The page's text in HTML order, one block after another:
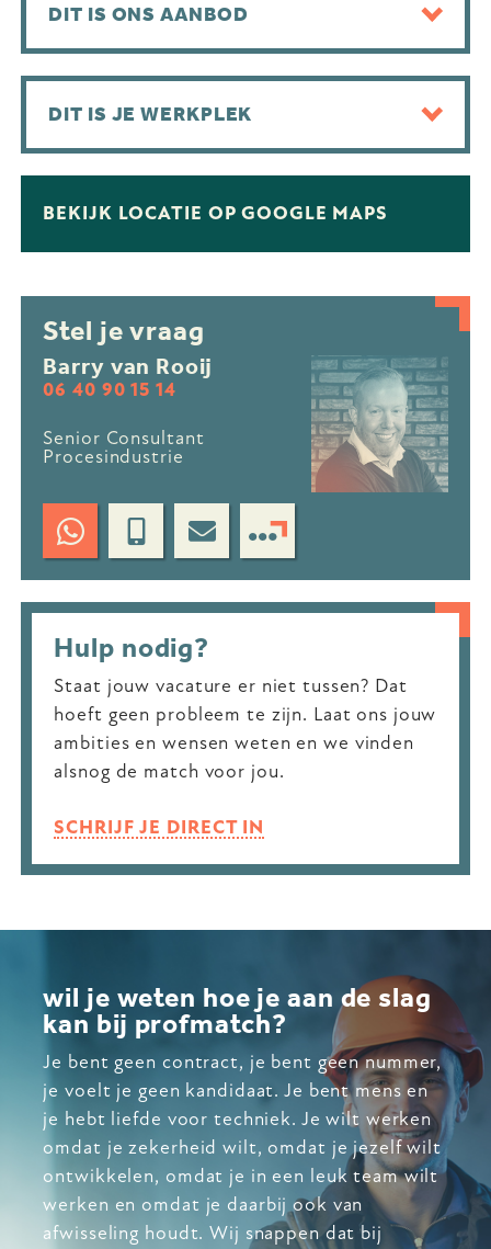
DIT IS ONS AANBOD
DIT IS JE WERKPLEK
BEKIJK LOCATIE OP GOOGLE MAPS
Stel je vraag
Barry van Rooij
06 40 90 15 14
Senior Consultant
Procesindustrie
Hulp nodig?
Staat jouw vacature er niet tussen? Dat
hoeft geen probleem te zijn. Laat ons jouw
ambities en wensen weten en we vinden
alsnog de match voor jou.
SCHRIJF JE DIRECT IN
wil je weten hoe je aan de slag
kan bij profmatch?
Je bent geen contract, je bent geen nummer,
je voelt je geen kandidaat. Je bent mens en
je hebt liefde voor techniek. Je wilt werken
omdat je zekerheid wilt, omdat je jezelf wilt
ontwikkelen, omdat je in een leuk team wilt
werken en omdat je daarbij ook van
afwisseling houdt. Wij snappen dat bij